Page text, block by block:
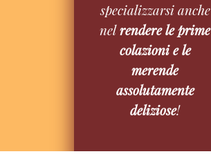
specializzarsi anche
nelrendere le prime
colazioni e le
merende
assolutamente
deliziose!